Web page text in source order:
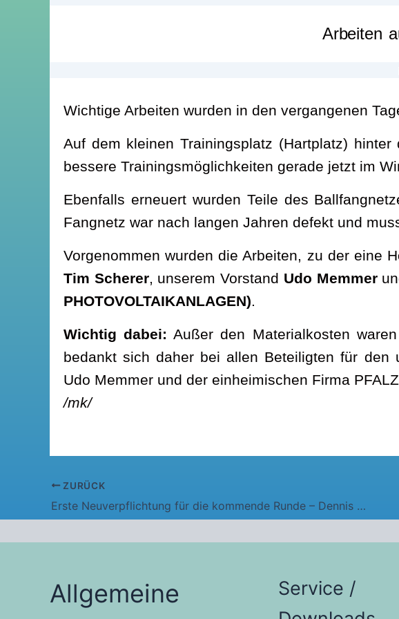
Arbeiten
Wichtige Arbeiten wurden in den vergangenen
Auf dem kleinen Trainingsplatz (Hartplatz)
bessere Trainingsmöglichkeiten gerade jetzt im
Ebenfalls erneuert wurden Teile des
Fangnetz war nach langen Jahren defekt und
Vorgenommen wurden die Arbeiten, zu der eine
Tim Scherer, unserem Vorstand Udo Memmer
PHOTOVOLTAIKANLAGEN).
Wichtig dabei: Außer den Materialkosten
bedankt sich daher bei allen Beteiligten für den
Udo Memmer und der einheimischen Firma
/mk/
ZURÜCK
Erste Neuverpflichtung für die kommende Runde – Dennis Wegmann kommt zum SCH
Allgemeine
Service /